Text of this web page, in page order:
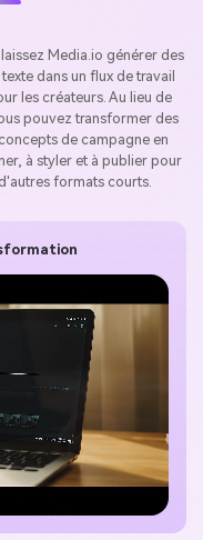
Media.io générer des
dans un flux de travail
les créateurs. Au lieu de
pouvez transformer des
de campagne en
à styler et à publier pour
formats courts.